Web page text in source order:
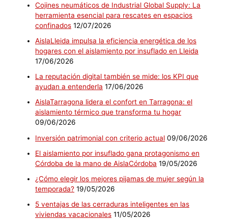
Cojines neumáticos de Industrial Global Supply: La
herramienta esencial para rescates en espacios
confinados 12/07/2026
AislaLleida impulsa la eficiencia energética de los
hogares con el aislamiento por insuflado en Lleida
17/06/2026
La reputación digital también se mide: los KPI que
ayudan a entenderla 17/06/2026
AislaTarragona lidera el confort en Tarragona: el
aislamiento térmico que transforma tu hogar
09/06/2026
Inversión patrimonial con criterio actual 09/06/2026
El aislamiento por insuflado gana protagonismo en
Córdoba de la mano de AislaCórdoba 19/05/2026
¿Cómo elegir los mejores pijamas de mujer según la
temporada? 19/05/2026
5 ventajas de las cerraduras inteligentes en las
viviendas vacacionales 11/05/2026